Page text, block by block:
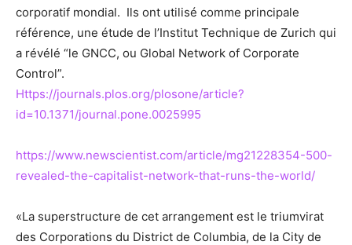
corporatif mondial. Ils ont utilisé comme principale
référence, une étude de l’Institut Technique de Zurich qui
a révélé “le GNCC, ou Global Network of Corporate
Control”.
Https://journals.plos.org/plosone/article?
id=10.1371/journal.pone.0025995
https://www.newscientist.com/article/mg21228354-500-
revealed-the-capitalist-network-that-runs-the-world/
«La superstructure de cet arrangement est le triumvirat
des Corporations du District de Columbia, de la City de